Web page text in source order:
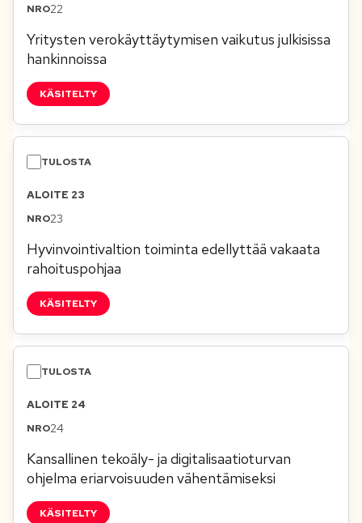
22
Yritysten verokäyttäytymisen vaikutus julkisissa
hankinnoissa
KÄSITELTY
ALOITE 23
23
Hyvinvointivaltion toiminta edellyttää vakaata
rahoituspohjaa
KÄSITELTY
ALOITE 24
24
Kansallinen tekoäly- ja digitalisaatioturvan
ohjelma eriarvoisuuden vähentämiseksi
KÄSITELTY